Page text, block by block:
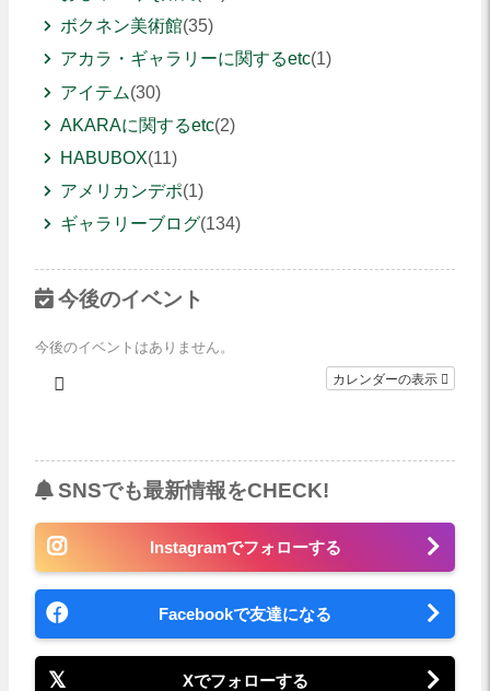
ボクネン美術館(35)
アカラ・ギャラリーに関するetc(1)
アイテム(30)
AKARAに関するetc(2)
HABUBOX(11)
アメリカンデポ(1)
ギャラリーブログ(134)
今後のイベント
今後のイベントはありません。
カレンダーの表示
SNSでも最新情報をCHECK!
Instagramでフォローする
Facebookで友達になる
Xでフォローする